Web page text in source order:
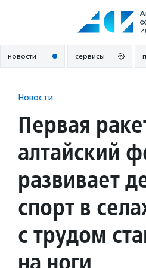
новости сервисы
Новости
Первая
алтайский
развивает
спорт в
с трудом
на ноги